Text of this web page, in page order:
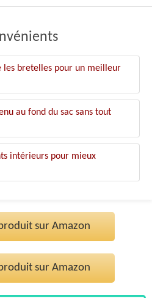
les bretelles pour un meilleur
au fond du sac sans tout
intérieurs pour mieux
sur Amazon
sur Amazon